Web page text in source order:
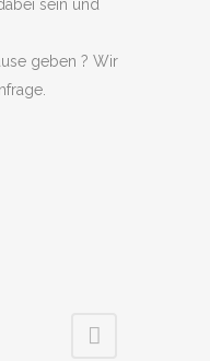
sein und
geben ? Wir